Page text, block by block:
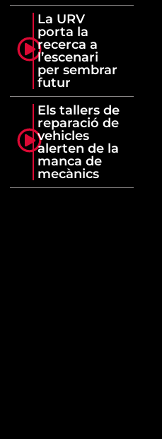
La URV
porta la
recerca a
l’escenari
per sembrar
futur
Els tallers de
reparació de
vehicles
alerten de la
manca de
mecànics